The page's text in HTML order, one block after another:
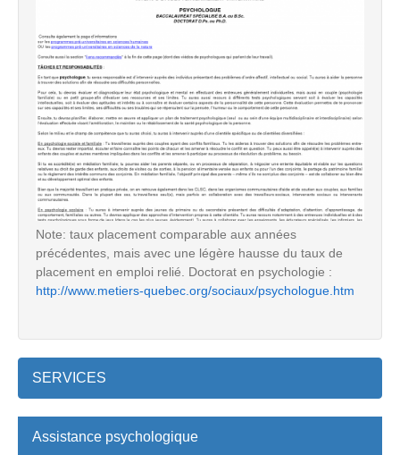
Note: taux placement comparable aux années
précédentes, mais avec une légère hausse du taux de
placement en emploi relié. Doctorat en psychologie :
http://www.metiers-quebec.org/sociaux/psychologue.htm
SERVICES
Assistance psychologique